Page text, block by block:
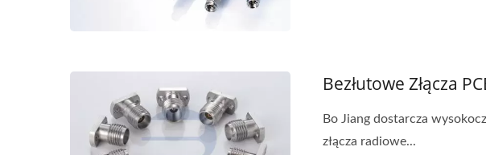
Bezłutowe Złącza
Bo Jiang dostarcza
złącza radiowe...